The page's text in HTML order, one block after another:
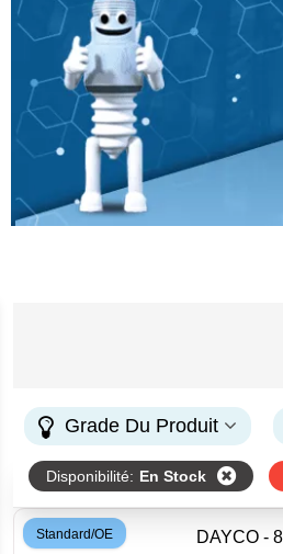
Grade Du Produit
Disponibilité: En Stock
Standard/OE DAYCO -